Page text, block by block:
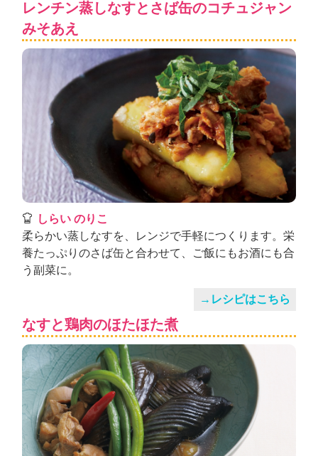
レンチン蒸しなすとさば缶のコチュジャン
みそあえ
しらい のりこ
柔らかい蒸しなすを、レンジで手軽につくります。栄
養たっぷりのさば缶と合わせて、ご飯にもお酒にも合
う副菜に。
→レシピはこちら
なすと鶏肉のほたほた煮